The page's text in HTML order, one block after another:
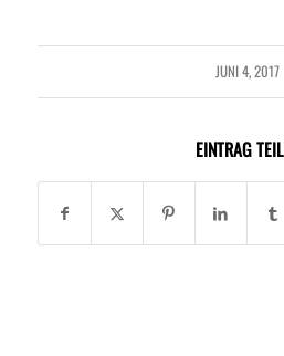
JUNI 4, 2017
EINTRAG